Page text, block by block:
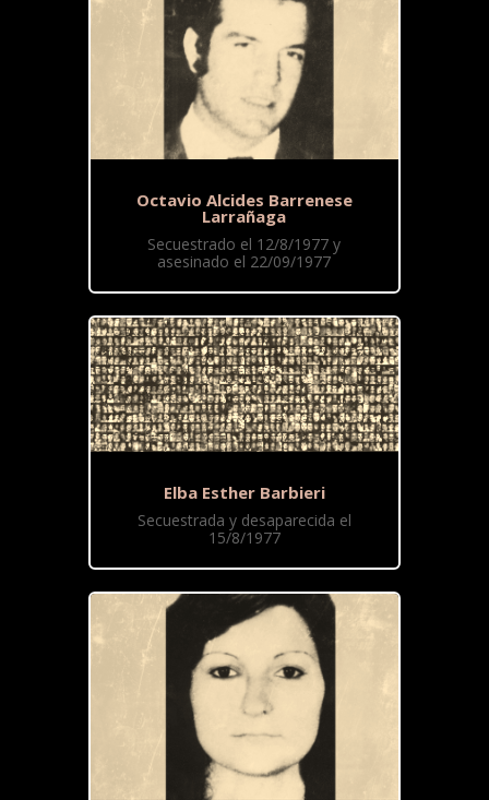
Octavio Alcides Barrenese
Larrañaga
Secuestrado el 12/8/1977 y
asesinado el 22/09/1977
Elba Esther Barbieri
Secuestrada y desaparecida el
15/8/1977